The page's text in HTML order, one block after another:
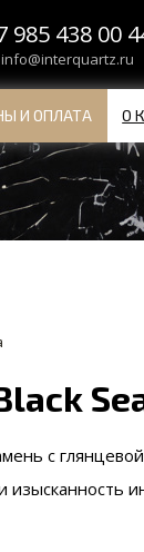
985 438 00
info@interquartz.ru
И ОПЛАТА О
с